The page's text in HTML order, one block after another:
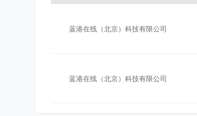
蓝港在线（北京）科技有限公司
蓝港在线（北京）科技有限公司